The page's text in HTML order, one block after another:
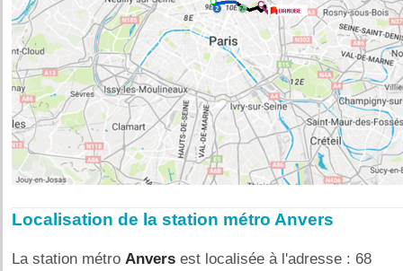
Localisation de la station métro Anvers
La station métro Anvers est localisée à l'adresse : 68